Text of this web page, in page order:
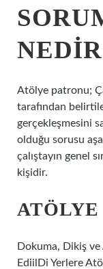
Atölye patronu;
tarafından
gerçekleşmesini
olduğu sorusu
çalıştayın genel
kişidir.
ATÖLYE
Dokuma, Dikiş
EdiilDi Yerlere